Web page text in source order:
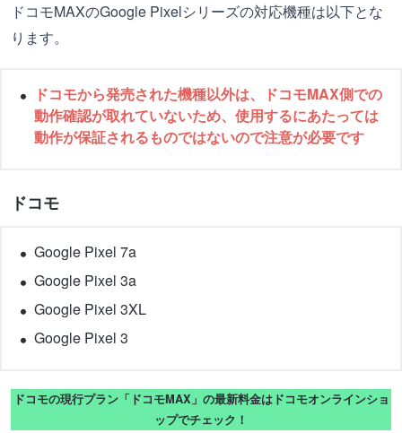
ドコモMAXのGoogle Pixelシリーズの対応機種は以下とな
ります。
ドコモから発売された機種以外は、ドコモMAX側での
動作確認が取れていないため、使用するにあたっては
動作が保証されるものではないので注意が必要です
ドコモ
Google Pixel 7a
Google Pixel 3a
Google Pixel 3XL
Google Pixel 3
ドコモの現行プラン「ドコモMAX」の最新料金はドコモオンラインショ
ップでチェック！